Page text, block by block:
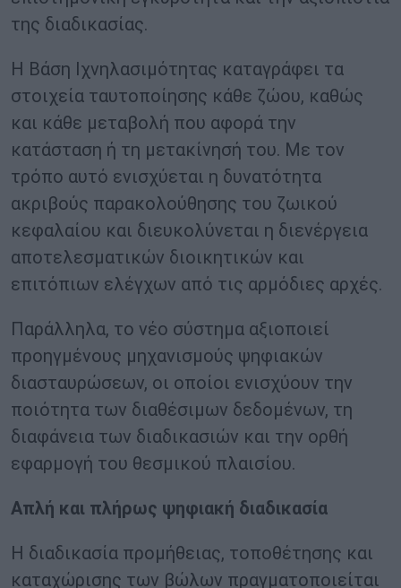
της διαδικασίας.
Η Βάση Ιχνηλασιμότητας καταγράφει τα
στοιχεία ταυτοποίησης κάθε ζώου, καθώς
και κάθε μεταβολή που αφορά την
κατάσταση ή τη μετακίνησή του. Με τον
τρόπο αυτό ενισχύεται η δυνατότητα
ακριβούς παρακολούθησης του ζωικού
κεφαλαίου και διευκολύνεται η διενέργεια
αποτελεσματικών διοικητικών και
επιτόπιων ελέγχων από τις αρμόδιες αρχές.
Παράλληλα, το νέο σύστημα αξιοποιεί
προηγμένους μηχανισμούς ψηφιακών
διασταυρώσεων, οι οποίοι ενισχύουν την
ποιότητα των διαθέσιμων δεδομένων, τη
διαφάνεια των διαδικασιών και την ορθή
εφαρμογή του θεσμικού πλαισίου.
Απλή και πλήρως ψηφιακή διαδικασία
Η διαδικασία προμήθειας, τοποθέτησης και
καταχώρισης των βώλων πραγματοποιείται